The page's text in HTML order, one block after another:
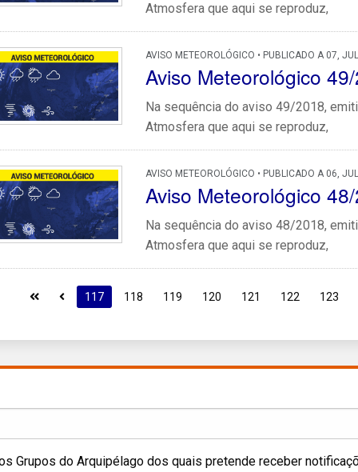
Atmosfera que aqui se reproduz,
AVISO METEOROLÓGICO • PUBLICADO A 07,
Aviso Meteorológico
Na sequência do aviso 49/2018,
Atmosfera que aqui se reproduz,
AVISO METEOROLÓGICO • PUBLICADO A 06,
Aviso Meteorológico
Na sequência do aviso 48/2018,
Atmosfera que aqui se reproduz,
117 118 119 120 121 122 123
Grupos do Arquipélago dos quais pretende receber